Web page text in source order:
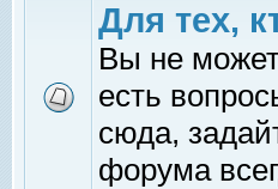
Для тех,
Вы не
есть
сюда,
форума